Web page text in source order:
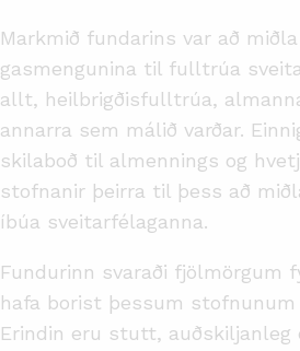
Markmið fundarins var að
gasmengunina til fulltrúa
allt, heilbrigðisfulltrúa,
annarra sem málið varðar.
skilaboð til almennings og
stofnanir þeirra til þess að
íbúa sveitarfélaganna.
Fundurinn svaraði fjölmörgum
hafa borist þessum
Erindin eru stutt, auðskiljanleg